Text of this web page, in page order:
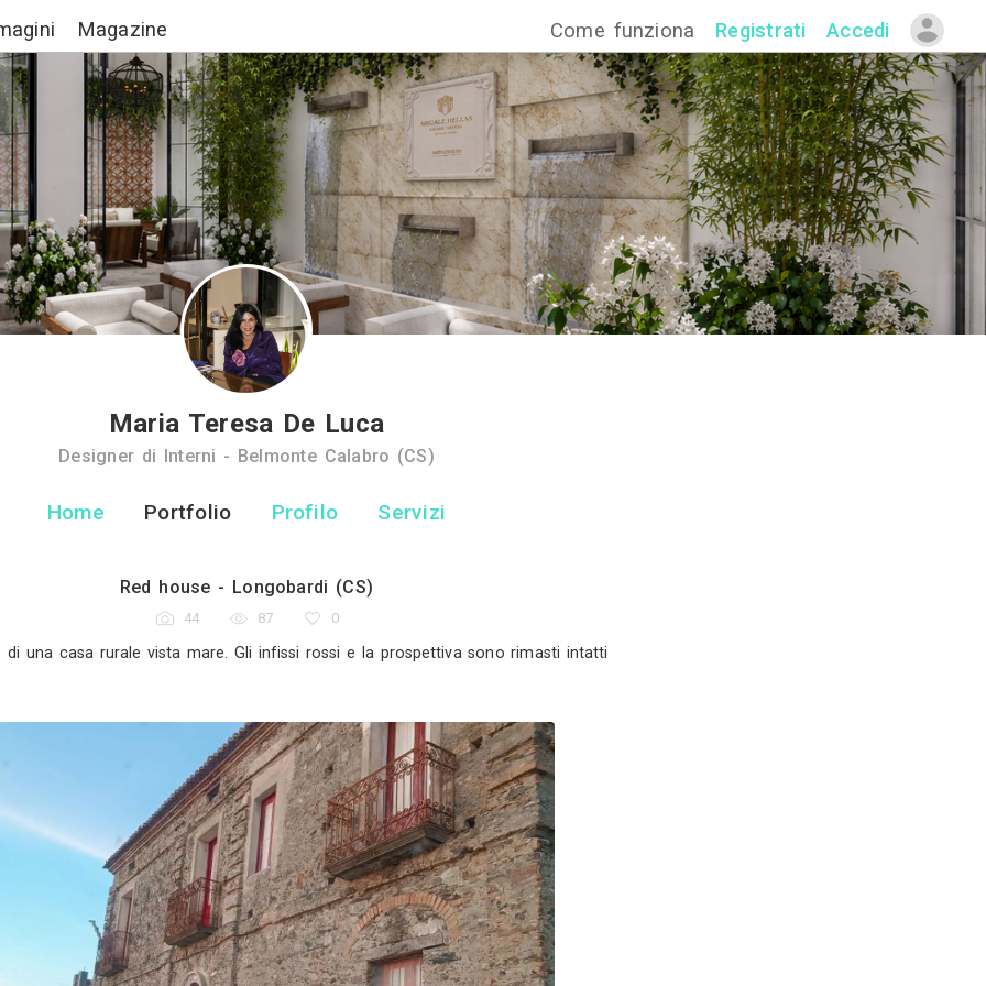
Immagini Come
Maria Teresa De Luca
Home Portfolio Profilo Servizi
Red house - Longobardi (CS)
44 87 0
di una casa rurale vista mare. Gli infissi rossi e la prospettiva sono rimasti intatti